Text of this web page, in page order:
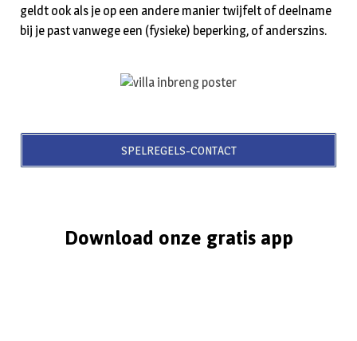
geldt ook als je op een andere manier twijfelt of deelname
bij je past vanwege een (fysieke) beperking, of anderszins.
SPELREGELS-CONTACT
Download onze gratis app